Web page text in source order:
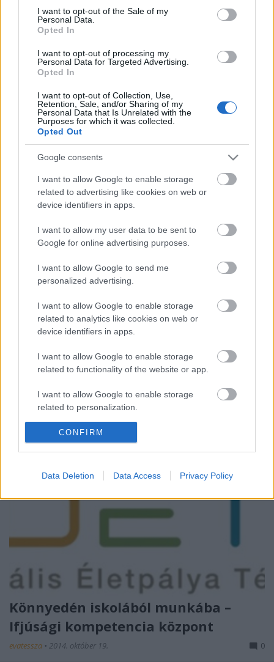
consent section.
I want to opt-out of the Sale of my
Personal Data.
Opted In
I want to opt-out of processing my
Personal Data for Targeted Advertising.
Opted In
I want to opt-out of Collection, Use,
Retention, Sale, and/or Sharing of my
Personal Data that Is Unrelated with the
Purposes for which it was collected.
Opted Out
Google consents
I want to allow Google to enable storage
related to advertising like cookies on web or
device identifiers in apps.
I want to allow my user data to be sent to
Google for online advertising purposes.
I want to allow Google to send me
personalized advertising.
I want to allow Google to enable storage
related to analytics like cookies on web or
device identifiers in apps.
I want to allow Google to enable storage
related to functionality of the website or app.
I want to allow Google to enable storage
related to personalization.
I want to allow Google to enable storage
related to security, including authentication
user protection.
CONFIRM
Data Deletion Data Access Privacy Policy
tanácsadók és szolgáltatók…
Tájékoztató nap: „Könnyedén
iskolából munkába - ifjúsági
kompetencia központ”
A tájékoztatón a résztvevők megismerkedhetnek az
alapítvány munkaerő-piaci elhelyezkedést segítő
iskolai programjával és a januárban induló
módszertani és szakértői képzés sorozatával. Az
iskolai programot 2015-ben két alkalommal
valósítjuk meg. A programról bővebb…
Könnyedén iskolából munkába –
Ifjúsági kompetencia központ
evatessza • 2014. október 19. 0